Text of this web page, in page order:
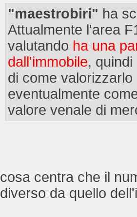
"maestrobiri" ha
Attualmente l'area
valutando ha una
dall'immobile,
di come valorizzarlo
eventualmente
valore venale di
cosa centra che il
diverso da quello